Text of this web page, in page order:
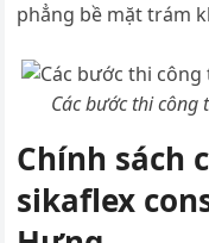
phẳng bề mặt trám
Các bước thi
Chính sách
sikaflex